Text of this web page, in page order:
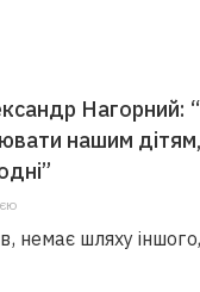
Нагорний:
нашим
немає шляху